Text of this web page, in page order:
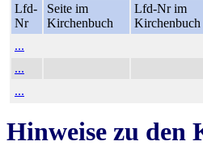
Lfd-
Nr
Seite im
Kirchenbuch
Lfd-Nr im
Kirchenbuch
...
...
...
Hinweise zu den